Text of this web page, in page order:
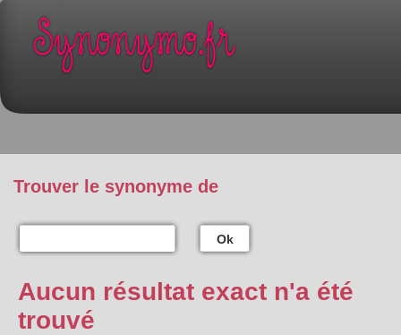
Trouver le synonyme de
Ok
Aucun résultat exact n'a été
trouvé